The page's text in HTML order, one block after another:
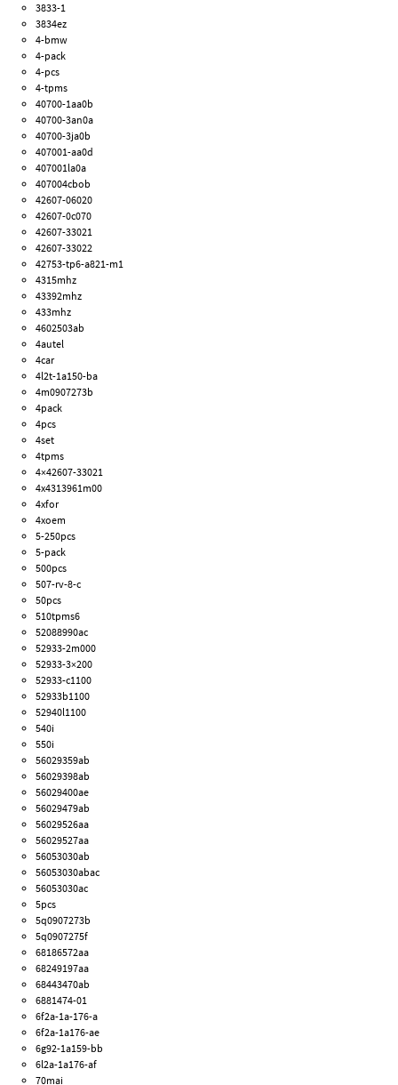
3833-1
3834ez
4-bmw
4-pack
4-pcs
4-tpms
40700-1aa0b
40700-3an0a
40700-3ja0b
407001-aa0d
407001la0a
407004cbob
42607-06020
42607-0c070
42607-33021
42607-33022
42753-tp6-a821-m1
4315mhz
43392mhz
433mhz
4602503ab
4autel
4car
4l2t-1a150-ba
4m0907273b
4pack
4pcs
4set
4tpms
4×42607-33021
4x4313961m00
4xfor
4xoem
5-250pcs
5-pack
500pcs
507-rv-8-c
50pcs
510tpms6
52088990ac
52933-2m000
52933-3×200
52933-c1100
52933b1100
52940l1100
540i
550i
56029359ab
56029398ab
56029400ae
56029479ab
56029526aa
56029527aa
56053030ab
56053030abac
56053030ac
5pcs
5q0907273b
5q0907275f
68186572aa
68249197aa
68443470ab
6881474-01
6f2a-1a-176-a
6f2a-1a176-ae
6g92-1a159-bb
6l2a-1a176-af
70mai